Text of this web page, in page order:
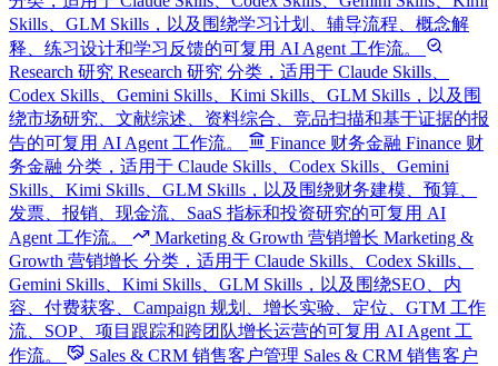
Skills、GLM Skills，以及围绕学习计划、辅导流程、概念解
释、练习设计和学习反馈的可复用 AI Agent 工作流。
Research 研究 Research 研究 分类，适用于 Claude Skills、
Codex Skills、Gemini Skills、Kimi Skills、GLM Skills，以及围
绕市场研究、文献综述、资料综合、竞品扫描和基于证据的报
告的可复用 AI Agent 工作流。
Finance 财务金融 Finance 财
务金融 分类，适用于 Claude Skills、Codex Skills、Gemini
Skills、Kimi Skills、GLM Skills，以及围绕财务建模、预算、
发票、报销、现金流、SaaS 指标和投资研究的可复用 AI
Agent 工作流。
Marketing & Growth 营销增长 Marketing &
Growth 营销增长 分类，适用于 Claude Skills、Codex Skills、
Gemini Skills、Kimi Skills、GLM Skills，以及围绕SEO、内
容、付费获客、Campaign 规划、增长实验、定位、GTM 工作
流、SOP、项目跟踪和跨团队增长运营的可复用 AI Agent 工
作流。
Sales & CRM 销售客户管理 Sales & CRM 销售客户